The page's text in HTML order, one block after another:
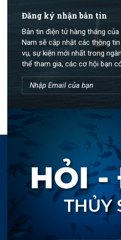
Đăng ký nhận bản tin
Bản tin điện tử hàng tháng
Nam sẽ cập nhật các thông
vụ, sự kiện mới nhất trong
thể tham gia, các cơ hội bạn